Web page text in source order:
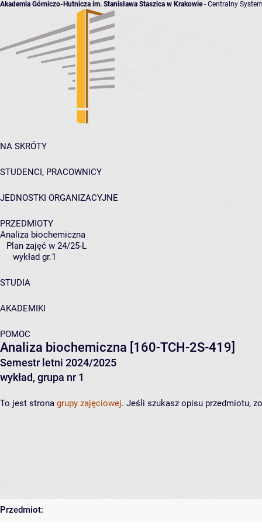
Akademia Górniczo-Hutnicza im. Stanisława Staszica w Krakowie- Centralny
NA SKRÓTY
STUDENCI, PRACOWNICY
JEDNOSTKI ORGANIZACYJNE
PRZEDMIOTY
Analiza biochemiczna
Plan zajęć w 24/25-L
wykład gr.1
STUDIA
AKADEMIKI
POMOC
Analiza biochemiczna [160-TCH-2S-419]
Semestr letni 2024/2025
wykład, grupa nr 1
To jest strona grupy zajęciowej. Jeśli szukasz opisu przedmiotu,
Przedmiot: